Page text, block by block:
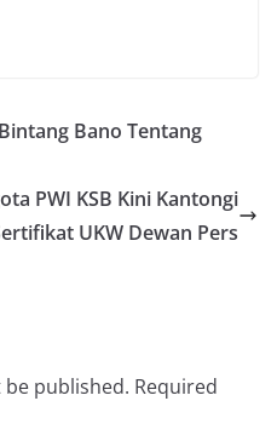
Bano Tentang
PWI KSB Kini Kantongi
UKW Dewan Pers
published. Required